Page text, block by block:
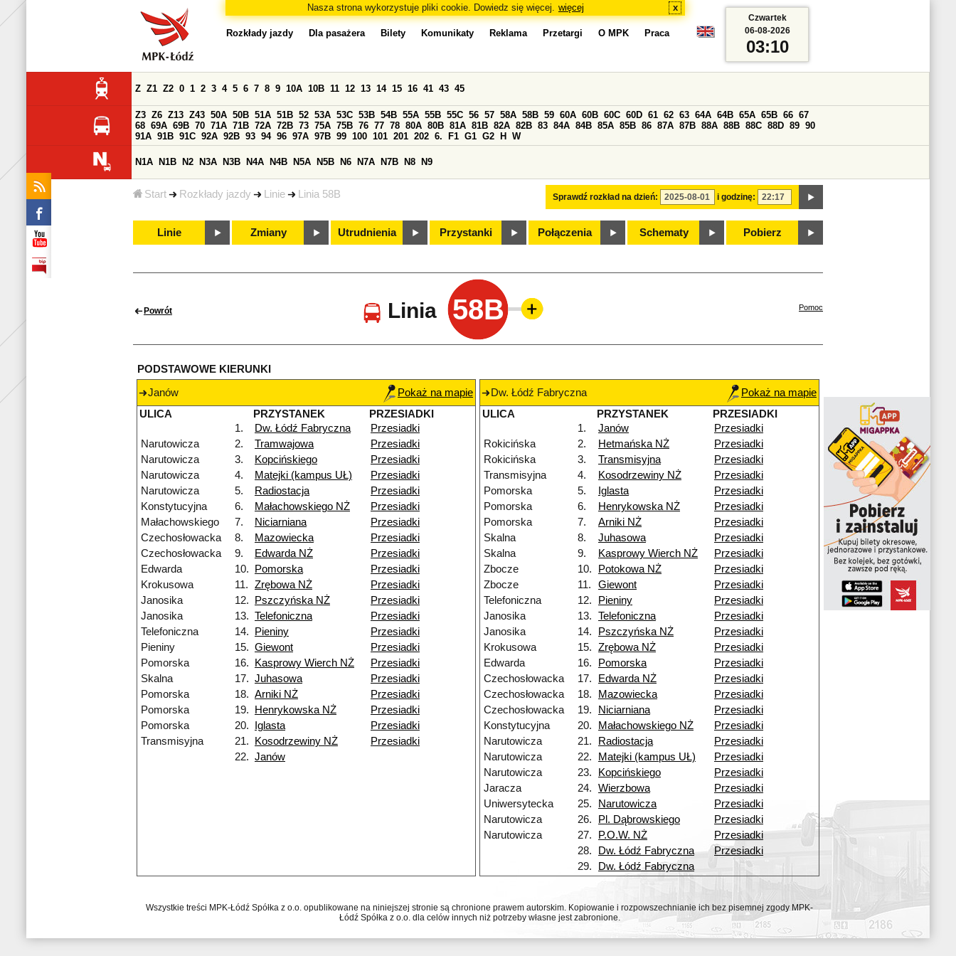
Nasza strona wykorzystuje pliki cookie. Dowiedz się więcej. więcej x
Start Rozkłady jazdy Linie Linia 58B
Rozkłady jazdy Dla pasażera Bilety Komunikaty Reklama Przetargi O MPK Praca
Sprawdź rozkład na dzień: i godzinę:
Z Z1 Z2 0 1 2 3 4 5 6 7 8 9 10A 10B 11 12 13 14 15 16 41 43 45
Z3 Z6 Z13 Z43 50A 50B 51A 51B 52 53A 53C 53B 54B 55A 55B 55C 56 57 58A 58B 59 60A 60B 60C 60D 61 62 63 64A 64B 65A 65B 66 67
68 69A 69B 70 71A 71B 72A 72B 73 75A 75B 76 77 78 80A 80B 81A 81B 82A 82B 83 84A 84B 85A 85B 86 87A 87B 88A 88B 88C 88D 89 90
91A 91B 91C 92A 92B 93 94 96 97A 97B 99 100 101 201 202 6. F1 G1 G2 H W
N1A N1B N2 N3A N3B N4A N4B N5A N5B N6 N7A N7B N8 N9
Linie Zmiany Utrudnienia Przystanki Połączenia Schematy Pobierz
Czwartek
06-08-2026
03:10
Powrót Linia 58B Pomoc
PODSTAWOWE KIERUNKI
Janów
Pokaż na mapie
ULICA
PRZYSTANEK
PRZESIADKI
1.
Dw. Łódź Fabryczna
Przesiadki
Narutowicza
2. Tramwajowa
Przesiadki
Narutowicza
3. Kopcińskiego
Przesiadki
Narutowicza
4. Matejki (kampus UŁ)
Przesiadki
Narutowicza
5. Radiostacja
Przesiadki
Konstytucyjna
6. Małachowskiego NŻ
Przesiadki
Małachowskiego
7. Niciarniana
Przesiadki
Czechosłowacka
8. Mazowiecka
Przesiadki
Czechosłowacka
9. Edwarda NŻ
Przesiadki
Edwarda
10. Pomorska
Przesiadki
Krokusowa
11. Zrębowa NŻ
Przesiadki
Janosika
12. Pszczyńska NŻ
Przesiadki
Janosika
13. Telefoniczna
Przesiadki
Telefoniczna
14. Pieniny
Przesiadki
Pieniny
15. Giewont
Przesiadki
Pomorska
16. Kasprowy Wierch NŻ
Przesiadki
Skalna
17. Juhasowa
Przesiadki
Pomorska
18. Arniki NŻ
Przesiadki
Pomorska
19. Henrykowska NŻ
Przesiadki
Pomorska
20. Iglasta
Przesiadki
Transmisyjna
21. Kosodrzewiny NŻ
Przesiadki
22. Janów
Dw. Łódź Fabryczna
Pokaż na mapie
ULICA
PRZYSTANEK
PRZESIADKI
1.
Janów
Przesiadki
Rokicińska
2. Hetmańska NŻ
Przesiadki
Rokicińska
3. Transmisyjna
Przesiadki
Transmisyjna
4. Kosodrzewiny NŻ
Przesiadki
Pomorska
5. Iglasta
Przesiadki
Pomorska
6. Henrykowska NŻ
Przesiadki
Pomorska
7. Arniki NŻ
Przesiadki
Skalna
8. Juhasowa
Przesiadki
Skalna
9. Kasprowy Wierch NŻ
Przesiadki
Zbocze
10. Potokowa NŻ
Przesiadki
Zbocze
11. Giewont
Przesiadki
Telefoniczna
12. Pieniny
Przesiadki
Janosika
13. Telefoniczna
Przesiadki
Janosika
14. Pszczyńska NŻ
Przesiadki
Krokusowa
15. Zrębowa NŻ
Przesiadki
Edwarda
16. Pomorska
Przesiadki
Czechosłowacka
17. Edwarda NŻ
Przesiadki
Czechosłowacka
18. Mazowiecka
Przesiadki
Czechosłowacka
19. Niciarniana
Przesiadki
Konstytucyjna
20. Małachowskiego NŻ
Przesiadki
Narutowicza
21. Radiostacja
Przesiadki
Narutowicza
22. Matejki (kampus UŁ)
Przesiadki
Narutowicza
23. Kopcińskiego
Przesiadki
Jaracza
24. Wierzbowa
Przesiadki
Uniwersytecka
25. Narutowicza
Przesiadki
Narutowicza
26. Pl. Dąbrowskiego
Przesiadki
Narutowicza
27. P.O.W. NŻ
Przesiadki
28.
Dw. Łódź Fabryczna
Przesiadki
29.
Dw. Łódź Fabryczna
Wszystkie treści MPK-Łódź Spółka z o.o. opublikowane na niniejszej stronie są chronione prawem autorskim. Kopiowanie i rozpowszechnianie ich bez pisemnej zgody MPK-
Łódź Spółka z o.o. dla celów innych niż potrzeby własne jest zabronione.